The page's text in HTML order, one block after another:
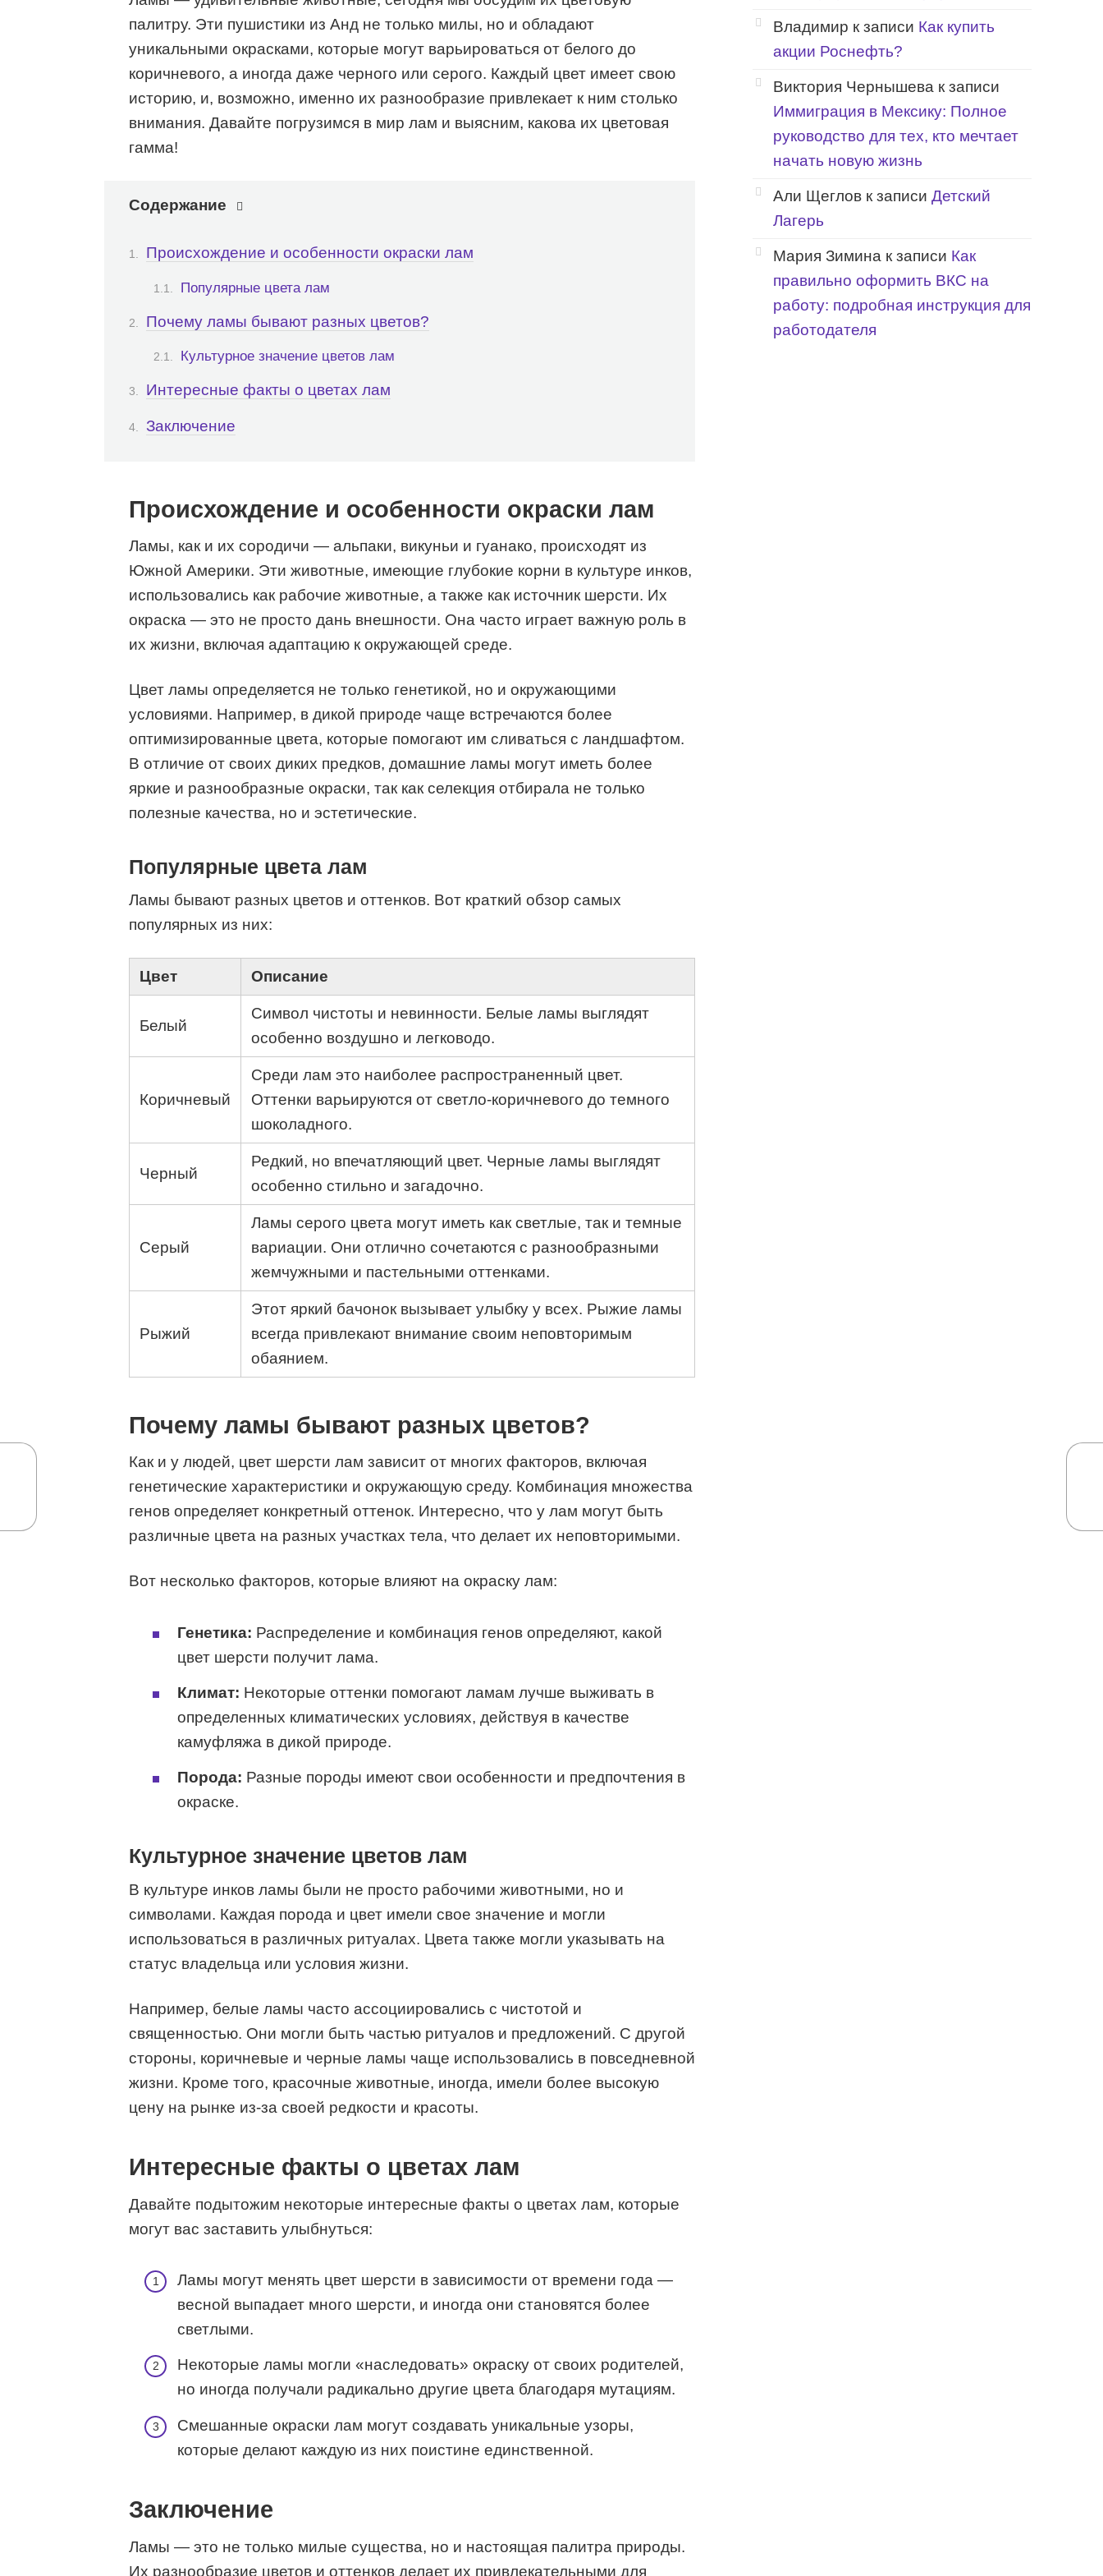
палитру. Эти пушистики из Анд не только милы, но и обладают
уникальными окрасками, которые могут варьироваться от белого до
коричневого, а иногда даже черного или серого. Каждый цвет имеет свою
историю, и, возможно, именно их разнообразие привлекает к ним столько
внимания. Давайте погрузимся в мир лам и выясним, какова их цветовая
гамма!
Содержание
Происхождение и особенности окраски лам
Популярные цвета лам
Почему ламы бывают разных цветов?
Культурное значение цветов лам
Интересные факты о цветах лам
Заключение
Происхождение и особенности окраски лам
Ламы, как и их сородичи — альпаки, викуньи и гуанако, происходят из
Южной Америки. Эти животные, имеющие глубокие корни в культуре инков,
использовались как рабочие животные, а также как источник шерсти. Их
окраска — это не просто дань внешности. Она часто играет важную роль в
их жизни, включая адаптацию к окружающей среде.
Цвет ламы определяется не только генетикой, но и окружающими
условиями. Например, в дикой природе чаще встречаются более
оптимизированные цвета, которые помогают им сливаться с ландшафтом.
В отличие от своих диких предков, домашние ламы могут иметь более
яркие и разнообразные окраски, так как селекция отбирала не только
полезные качества, но и эстетические.
Популярные цвета лам
Ламы бывают разных цветов и оттенков. Вот краткий обзор самых
популярных из них:
Цвет Описание
Белый
Символ чистоты и невинности. Белые ламы выглядят
особенно воздушно и легководо.
Коричневый
Среди лам это наиболее распространенный цвет.
Оттенки варьируются от светло-коричневого до темного
шоколадного.
Черный
Редкий, но впечатляющий цвет. Черные ламы выглядят
особенно стильно и загадочно.
Серый
Ламы серого цвета могут иметь как светлые, так и темные
вариации. Они отлично сочетаются с разнообразными
жемчужными и пастельными оттенками.
Рыжий
Этот яркий бачонок вызывает улыбку у всех. Рыжие ламы
всегда привлекают внимание своим неповторимым
обаянием.
Почему ламы бывают разных цветов?
Как и у людей, цвет шерсти лам зависит от многих факторов, включая
генетические характеристики и окружающую среду. Комбинация множества
генов определяет конкретный оттенок. Интересно, что у лам могут быть
различные цвета на разных участках тела, что делает их неповторимыми.
Вот несколько факторов, которые влияют на окраску лам:
Генетика: Распределение и комбинация генов определяют, какой
цвет шерсти получит лама.
Климат: Некоторые оттенки помогают ламам лучше выживать в
определенных климатических условиях, действуя в качестве
камуфляжа в дикой природе.
Порода: Разные породы имеют свои особенности и предпочтения в
окраске.
Культурное значение цветов лам
В культуре инков ламы были не просто рабочими животными, но и
символами. Каждая порода и цвет имели свое значение и могли
использоваться в различных ритуалах. Цвета также могли указывать на
статус владельца или условия жизни.
Например, белые ламы часто ассоциировались с чистотой и
священностью. Они могли быть частью ритуалов и предложений. С другой
стороны, коричневые и черные ламы чаще использовались в повседневной
жизни. Кроме того, красочные животные, иногда, имели более высокую
цену на рынке из-за своей редкости и красоты.
Интересные факты о цветах лам
Давайте подытожим некоторые интересные факты о цветах лам, которые
могут вас заставить улыбнуться:
Ламы могут менять цвет шерсти в зависимости от времени года —
весной выпадает много шерсти, и иногда они становятся более
светлыми.
Некоторые ламы могли «наследовать» окраску от своих родителей,
но иногда получали радикально другие цвета благодаря мутациям.
Смешанные окраски лам могут создавать уникальные узоры,
которые делают каждую из них поистине единственной.
Заключение
Ламы — это не только милые существа, но и настоящая палитра природы.
Их разнообразие цветов и оттенков делает их привлекательными для
Владимир к записи Как купить
акции Роснефть?
Виктория Чернышева к записи
Иммиграция в Мексику: Полное
руководство для тех, кто мечтает
начать новую жизнь
Али Щеглов к записи Детский
Лагерь
Мария Зимина к записи Как
правильно оформить ВКС на
работу: подробная инструкция для
работодателя